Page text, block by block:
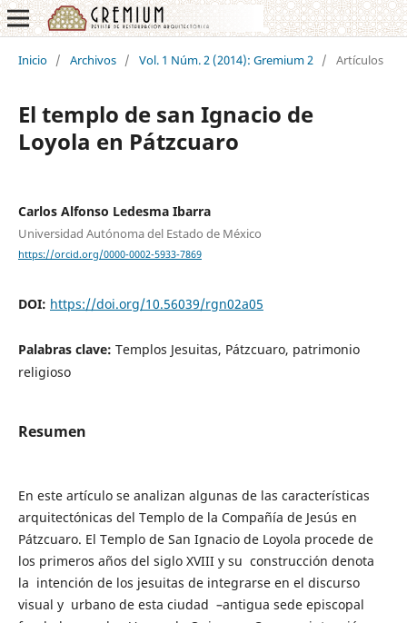
Inicio / Archivos / Vol. 1 Núm. 2 (2014): Gremium 2 / Artículos
El templo de san Ignacio de
Loyola en Pátzcuaro
Carlos Alfonso Ledesma Ibarra
Universidad Autónoma del Estado de México
https://orcid.org/0000-0002-5933-7869
DOI: https://doi.org/10.56039/rgn02a05
Palabras clave: Templos Jesuitas, Pátzcuaro, patrimonio
religioso
Resumen
En este artículo se analizan algunas de las características
arquitectónicas del Templo de la Compañía de Jesús en
Pátzcuaro. El Templo de San Ignacio de Loyola procede de
los primeros años del siglo XVIII y su construcción denota
la intención de los jesuitas de integrarse en el discurso
visual y urbano de esta ciudad –antigua sede episcopal